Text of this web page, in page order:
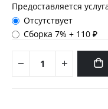
Предоставляется
Отсутствует
Сборка 7%+ 110 ₽